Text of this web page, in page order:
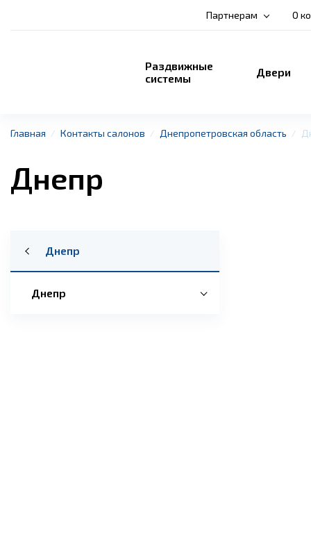
Партнерам О
Раздвижные
системы
Двери
Главная Контакты салонов Днепропетровская область
Днепр
Днепр
Днепр